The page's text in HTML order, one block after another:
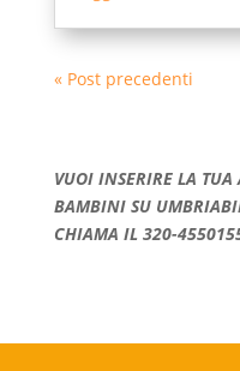
« Post precedenti
VUOI INSERIRE LA TUA
BAMBINI SU
CHIAMA IL 320-